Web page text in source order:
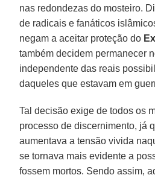
nas redondezas do mosteiro.
de radicais e fanáticos
negam a aceitar proteção do
também decidem permanecer
independente das reais
daqueles que estavam em
Tal decisão exige de todos os
processo de discernimento, já
aumentava a tensão vivida
se tornava mais evidente a
fossem mortos. Sendo assim,